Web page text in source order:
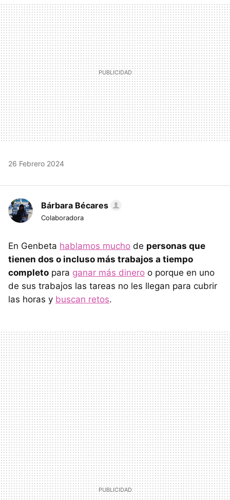
MAIL
26 Febrero 2024
Bárbara Bécares
Colaboradora
En Genbeta hablamos mucho de personas que
tienen dos o incluso más trabajos a tiempo
completo para ganar más dinero o porque en uno
de sus trabajos las tareas no les llegan para cubrir
las horas y buscan retos.